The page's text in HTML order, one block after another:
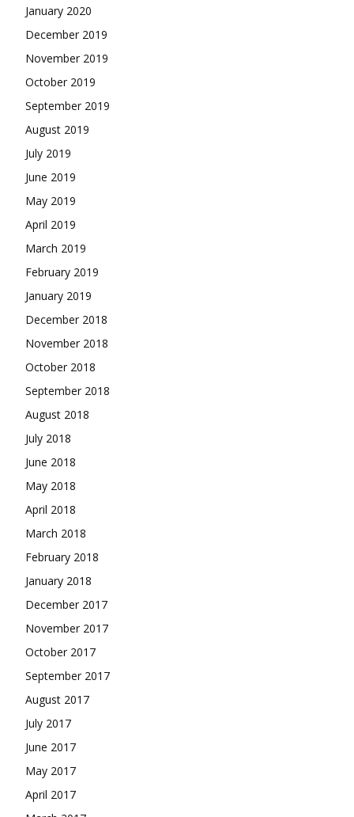
January 2020
December 2019
November 2019
October 2019
September 2019
August 2019
July 2019
June 2019
May 2019
April 2019
March 2019
February 2019
January 2019
December 2018
November 2018
October 2018
September 2018
August 2018
July 2018
June 2018
May 2018
April 2018
March 2018
February 2018
January 2018
December 2017
November 2017
October 2017
September 2017
August 2017
July 2017
June 2017
May 2017
April 2017